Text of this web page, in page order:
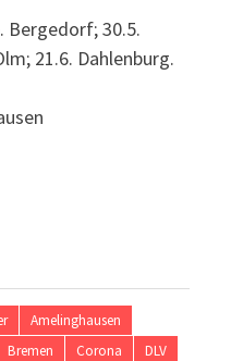
Bergedorf; 30.5.
21.6. Dahlenburg.
Amelinghausen
Bremen Corona
DLV